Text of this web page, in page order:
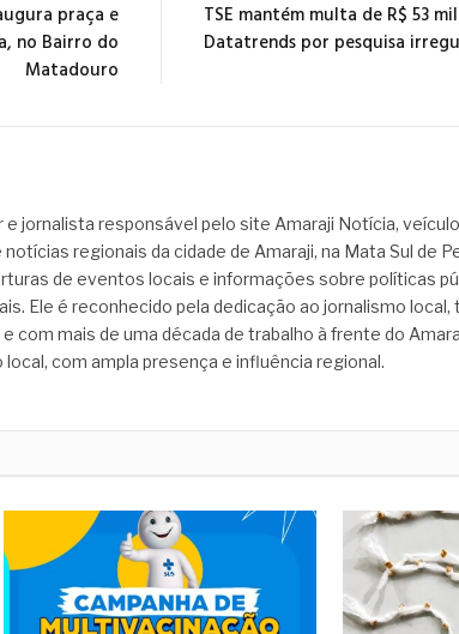
praça e
no Bairro do
Matadouro
TSE mantém multa de R$ 53
Datatrends por pesquisa
e jornalista responsável pelo site Amaraji Notícia,
regionais da cidade de Amaraji, na Mata Sul de
de eventos locais e informações sobre políticas
Ele é reconhecido pela dedicação ao jornalismo local,
com mais de uma década de trabalho à frente do
local, com ampla presença e influência regional.